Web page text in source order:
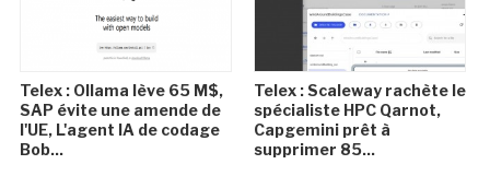
Telex : Ollama lève 65 M$,
SAP évite une amende de
l'UE, L'agent IA de codage
Bob...
Telex : Scaleway rachète le
spécialiste HPC Qarnot,
Capgemini prêt à
supprimer 85...